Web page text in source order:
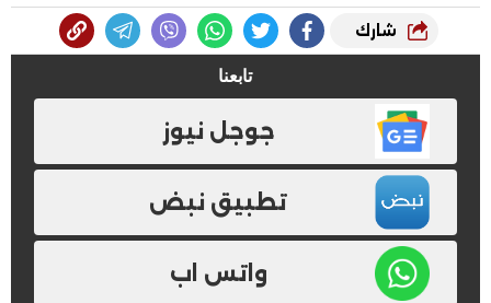
شارك
تابعنا
جوجل نيوز
تطبيق نبض
واتس اب